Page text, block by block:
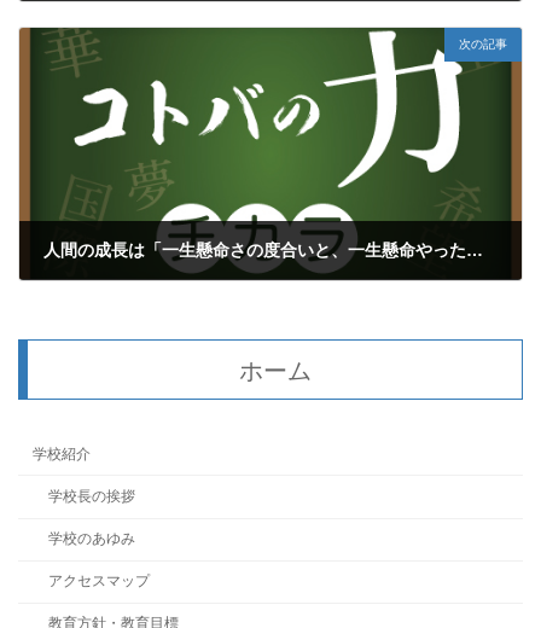
次の記事
人間の成長は「一生懸命さの度合いと、一生懸命やった時間」
ホーム
学校紹介
学校長の挨拶
学校のあゆみ
アクセスマップ
教育方針・教育目標